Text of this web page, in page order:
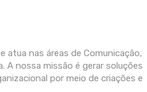
atua nas áreas de Comunicação,
A nossa missão é gerar soluções
por meio de criações e